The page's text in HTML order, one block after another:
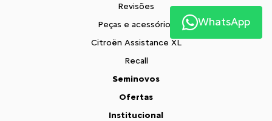
Revisões
Peças e acessórios
Citroën Assistance XL
Recall
Seminovos
Ofertas
Institucional
WhatsApp